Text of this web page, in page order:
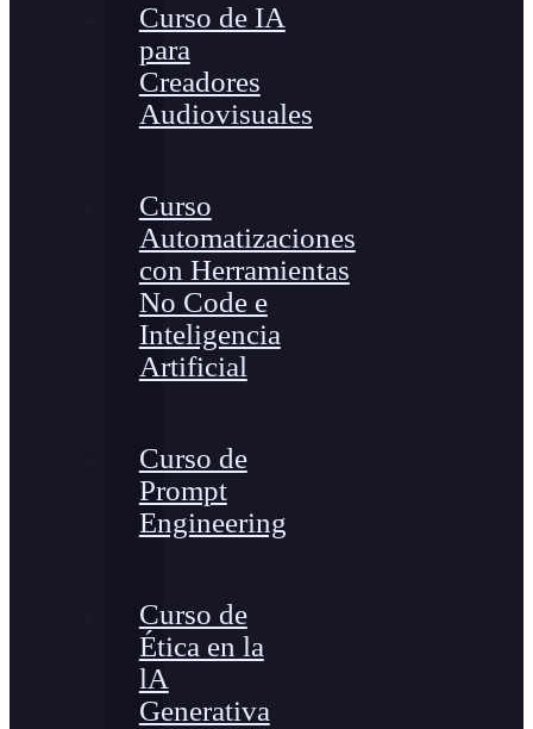
Curso de IA
para
Creadores
Audiovisuales
Curso
Automatizaciones
con Herramientas
No Code e
Inteligencia
Artificial
Curso de
Prompt
Engineering
Curso de
Ética en la
lA
Generativa